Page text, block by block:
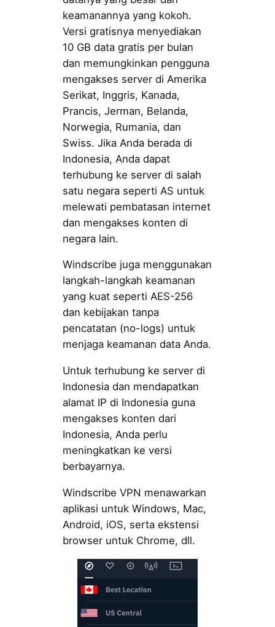
keamanannya yang kokoh.
Versi gratisnya menyediakan
10 GB data gratis per bulan
dan memungkinkan pengguna
mengakses server di Amerika
Serikat, Inggris, Kanada,
Prancis, Jerman, Belanda,
Norwegia, Rumania, dan
Swiss. Jika Anda berada di
Indonesia, Anda dapat
terhubung ke server di salah
satu negara seperti AS untuk
melewati pembatasan internet
dan mengakses konten di
negara lain.
Windscribe juga menggunakan
langkah-langkah keamanan
yang kuat seperti AES-256
dan kebijakan tanpa
pencatatan (no-logs) untuk
menjaga keamanan data Anda.
Untuk terhubung ke server di
Indonesia dan mendapatkan
alamat IP di Indonesia guna
mengakses konten dari
Indonesia, Anda perlu
meningkatkan ke versi
berbayarnya.
Windscribe VPN menawarkan
aplikasi untuk Windows, Mac,
Android, iOS, serta ekstensi
browser untuk Chrome, dll.